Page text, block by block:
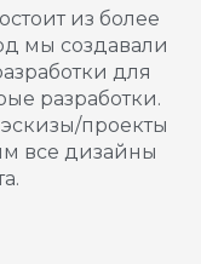
из более
мы создавали
для
разработки.
проекты
все дизайны